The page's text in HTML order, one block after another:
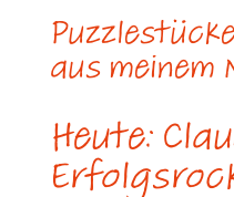
aus
Heute: